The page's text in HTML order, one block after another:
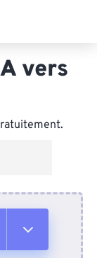
vers